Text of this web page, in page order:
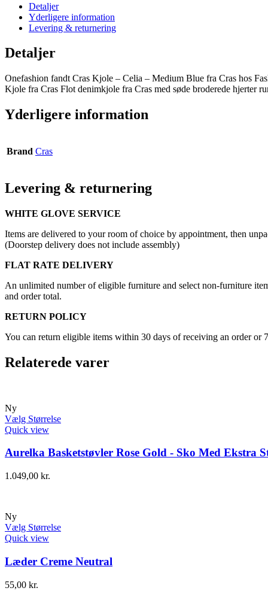
Detaljer
Yderligere information
Levering & returnering
Detaljer
Onefashion fandt Cras Kjole – Celia – Medium Blue fra Cras hos
Kjole fra Cras Flot denimkjole fra Cras med søde broderede hjerter
Yderligere information
Brand Cras
Levering & returnering
WHITE GLOVE SERVICE
Items are delivered to your room of choice by appointment, then
(Doorstep delivery does not include assembly)
FLAT RATE DELIVERY
An unlimited number of eligible furniture and select non-furniture
and order total.
RETURN POLICY
You can return eligible items within 30 days of receiving an order
Relaterede varer
Ny
Vælg Størrelse
Quick view
Aurelka Basketstøvler Rose Gold - Sko Med Ekstra
1.049,00 kr.
Ny
Vælg Størrelse
Quick view
Læder Creme Neutral
55,00 kr.